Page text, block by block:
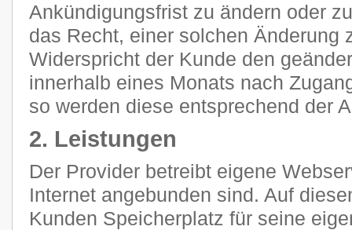
Ankündigungsfrist zu ändern oder
das Recht, einer solchen Änderung
Widerspricht der Kunde den
innerhalb eines Monats nach
so werden diese entsprechend der
2. Leistungen
Der Provider betreibt eigene
Internet angebunden sind. Auf
Kunden Speicherplatz für seine